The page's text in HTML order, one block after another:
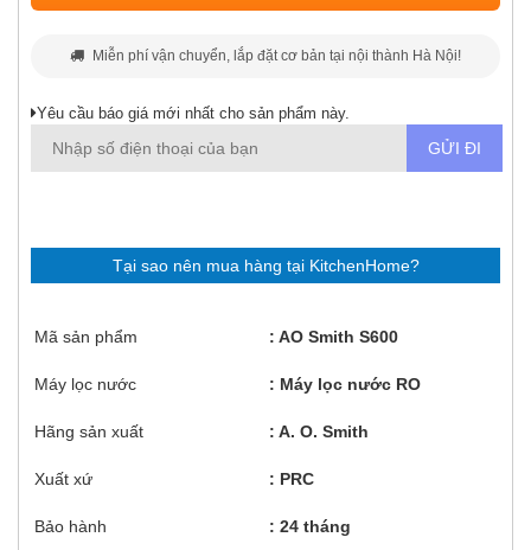
Miễn phí vận chuyển, lắp đặt cơ bản tại nội thành Hà Nội!
Yêu cầu báo giá mới nhất cho sản phẩm này.
Tại sao nên mua hàng tại KitchenHome?
Mã sản phẩm AO Smith S600
Máy lọc nước Máy lọc nước RO
Hãng sản xuất A. O. Smith
Xuất xứ PRC
Bảo hành 24 tháng